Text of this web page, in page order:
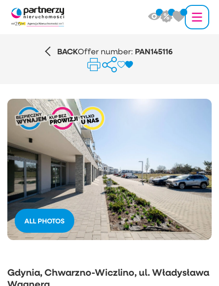
BACKOffer number: PAN145116
ALL PHOTOS
Gdynia, Chwarzno-Wiczlino, ul. Władysława